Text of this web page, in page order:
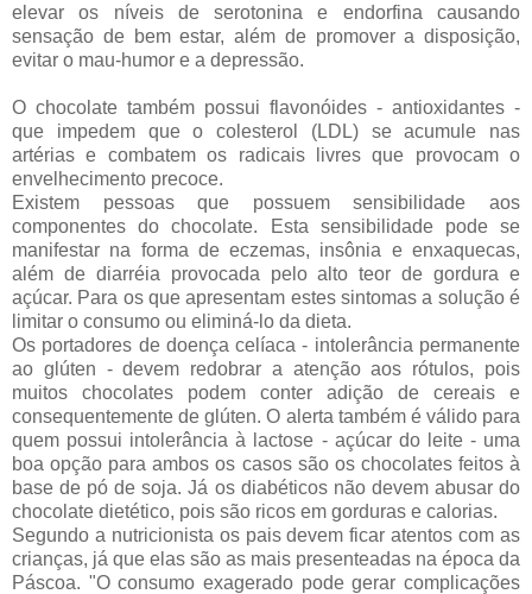
elevar os níveis de serotonina e endorfina causando
sensação de bem estar, além de promover a disposição,
evitar o mau-humor e a depressão.
O chocolate também possui flavonóides - antioxidantes -
que impedem que o colesterol (LDL) se acumule nas
artérias e combatem os radicais livres que provocam o
envelhecimento precoce.
Existem pessoas que possuem sensibilidade aos
componentes do chocolate. Esta sensibilidade pode se
manifestar na forma de eczemas, insônia e enxaquecas,
além de diarréia provocada pelo alto teor de gordura e
açúcar. Para os que apresentam estes sintomas a solução é
limitar o consumo ou eliminá-lo da dieta.
Os portadores de doença celíaca - intolerância permanente
ao glúten - devem redobrar a atenção aos rótulos, pois
muitos chocolates podem conter adição de cereais e
consequentemente de glúten. O alerta também é válido para
quem possui intolerância à lactose - açúcar do leite - uma
boa opção para ambos os casos são os chocolates feitos à
base de pó de soja. Já os diabéticos não devem abusar do
chocolate dietético, pois são ricos em gorduras e calorias.
Segundo a nutricionista os pais devem ficar atentos com as
crianças, já que elas são as mais presenteadas na época da
Páscoa. "O consumo exagerado pode gerar complicações